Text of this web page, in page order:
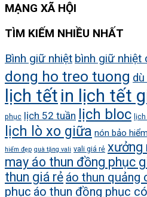
MẠNG XÃ HỘI
TÌM KIẾM NHIỀU NHẤT
Bình giữ nhiệt bình giữ nhiệt
dong ho treo tuong
lịch tết in lịch tết
phục lịch 52 tuần lịch bloc
lịch lò xo giữa nón bảo
hiểm đẹp quà tặng vali vali giá rẻ xưởng
may áo thun đồng phục
thun giá rẻ áo thun quảng
phục áo thun đồng phục